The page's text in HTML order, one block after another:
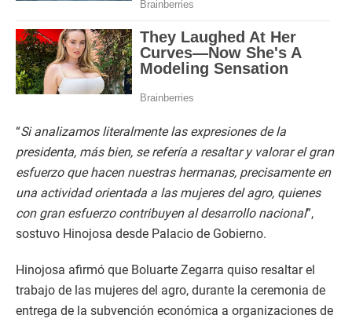
“Si analizamos literalmente las expresiones de la
presidenta, más bien, se refería a resaltar y valorar el gran
esfuerzo que hacen nuestras hermanas, precisamente en
una actividad orientada a las mujeres del agro, quienes
con gran esfuerzo contribuyen al desarrollo nacional”,
sostuvo Hinojosa desde Palacio de Gobierno.
Hinojosa afirmó que Boluarte Zegarra quiso resaltar el
trabajo de las mujeres del agro, durante la ceremonia de
entrega de la subvención económica a organizaciones de